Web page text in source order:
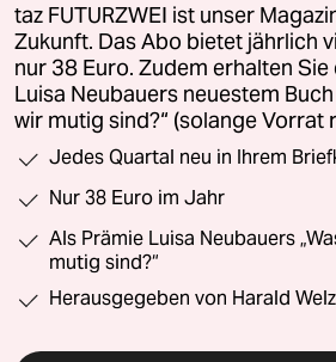
taz FUTURZWEI ist unser
Zukunft. Das Abo bietet jährlich
nur 38 Euro. Zudem erhalten
Luisa Neubauers neuestem Buch
wir mutig sind?“ (solange Vorrat
Jedes Quartal neu in Ihrem
Nur 38 Euro im Jahr
Als Prämie Luisa Neubauers
mutig sind?“
Herausgegeben von Harald